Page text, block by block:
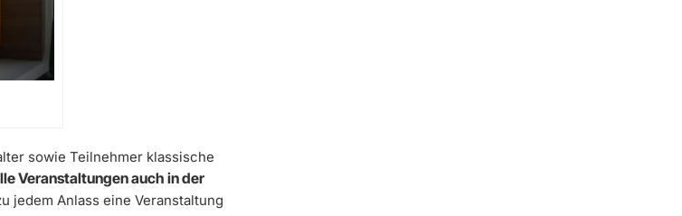
sowie Teilnehmer klassische
Veranstaltungen auch in der
jedem Anlass eine Veranstaltung